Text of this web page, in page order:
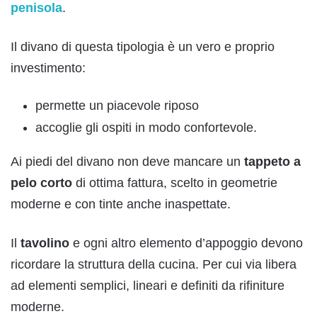
penisola.
Il divano di questa tipologia è un vero e proprio
investimento:
permette un piacevole riposo
accoglie gli ospiti in modo confortevole.
Ai piedi del divano non deve mancare un tappeto a
pelo corto di ottima fattura, scelto in geometrie
moderne e con tinte anche inaspettate.
Il tavolino e ogni altro elemento d’appoggio devono
ricordare la struttura della cucina. Per cui via libera
ad elementi semplici, lineari e definiti da rifiniture
moderne.